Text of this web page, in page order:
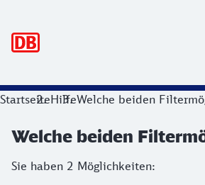
StartseiteHilfeWelche beiden
Welche beiden
Sie haben 2 Möglichkeiten: